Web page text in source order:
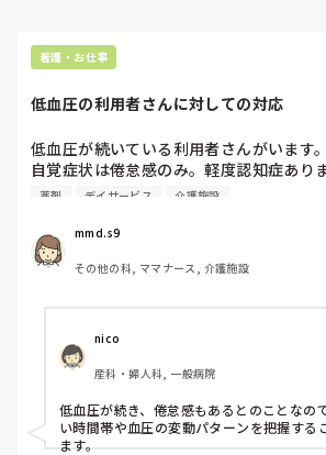
新人さんが可愛そう、と感じることもあ
が何か処置をしているけど、ペアの新人
がいいんじゃないの？」と声をかけても
早く色々覚えたい！という、意欲があま
はPNS云々よりも、その新人の性格かな
が、ほとんどの新人に当てはまりました
私はどちらかといえば、PNSは好きじゃ
でもPNSでやれというからには、もっと
新人を指導しながら業務ができるゆとり
いと思いますか？
看護・お仕事
低血圧の利用者さんに対しての対応
低血圧が続いている利用者さんがいます。
自覚症状は倦怠感のみ。軽度認知症ありま
元々降圧剤3剤服用しており、デイでは受
す。ただ1日低いときも少なくありません
ようやく受診し薬剤調整したかなと思え
の内容が変更になっただけで、3剤服用
こんな利用者さんに対して何か他のアプ
薬剤 デイサービス 介護施設
mmd.s9
その他の科, ママナース, 介護施設
nico
産科・婦人科, 一般病院
低血圧が続き、倦怠感もあるとのことなの
い時間帯や血圧の変動パターンを把握する
ます。